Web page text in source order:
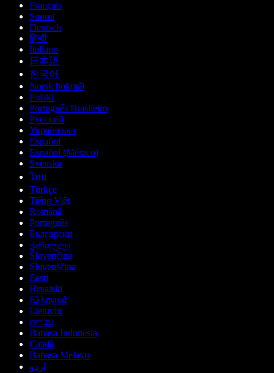
Français
Suomi
Deutsch
हिन्दी
Italiano
日本語
한국어
Norsk bokmål
Polski
Português Brasileiro
Русский
Українська
Español
Español (México)
Svenska
ไทย
Türkçe
Tiếng Việt
Română
Português
Български
ქართული
Slovenčina
Slovenščina
Eesti
Hrvatski
Ελληνικά
Lietuvių
עברית
Bahasa Indonesia
Català
Bahasa Melayu
اردو